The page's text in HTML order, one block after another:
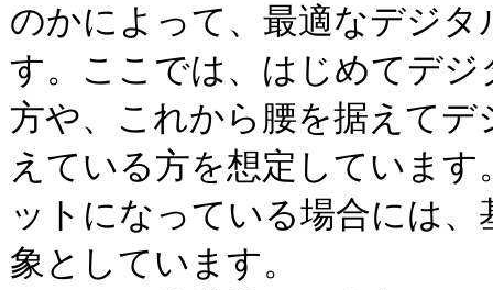
のかによって、最適なデジ
す。ここでは、はじめてデ
方や、これから腰を据えて
えている方を想定していま
ットになっている場合には
象としています。